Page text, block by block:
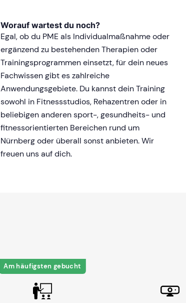
Worauf wartest du noch?
Egal, ob du PME als Individualmaßnahme oder
ergänzend zu bestehenden Therapien oder
Trainingsprogrammen einsetzt, für dein neues
Fachwissen gibt es zahlreiche
Anwendungsgebiete. Du kannst dein Training
sowohl in Fitnessstudios, Rehazentren oder in
beliebigen anderen sport-, gesundheits- und
fitnessorientierten Bereichen rund um
Nürnberg oder überall sonst anbieten. Wir
freuen uns auf dich.
Am häufigsten gebucht